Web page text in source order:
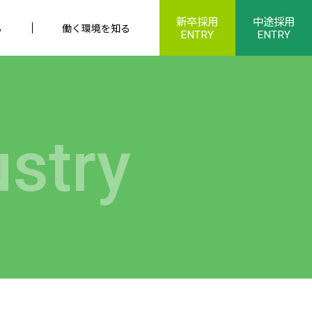
働く環境を知る 新卒採用
ENTRY
中途採用
ENTRY